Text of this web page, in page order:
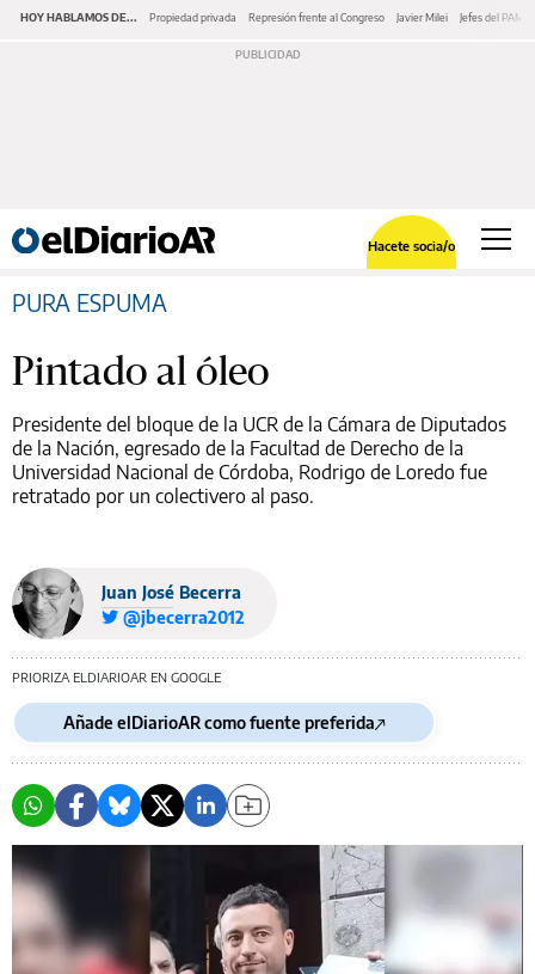
HOY HABLAMOS DE... Propiedad privada Represión frente al Congreso Javier Milei Jefes del PAMI
Hacete socia/o
PURA ESPUMA
Pintado al óleo
Presidente del bloque de la UCR de la Cámara de Diputados
de la Nación, egresado de la Facultad de Derecho de la
Universidad Nacional de Córdoba, Rodrigo de Loredo fue
retratado por un colectivero al paso.
Juan José Becerra
@jbecerra2012
PRIORIZA ELDIARIOAR EN GOOGLE
Añade elDiarioAR como fuente preferida